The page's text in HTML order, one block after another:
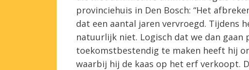
provinciehuis in Den Bosch: “Het
dat een aantal jaren vervroegd. Tijdens
natuurlijk niet. Logisch dat we dan
toekomstbestendig te maken heeft hij
waarbij hij de kaas op het erf verkoopt.